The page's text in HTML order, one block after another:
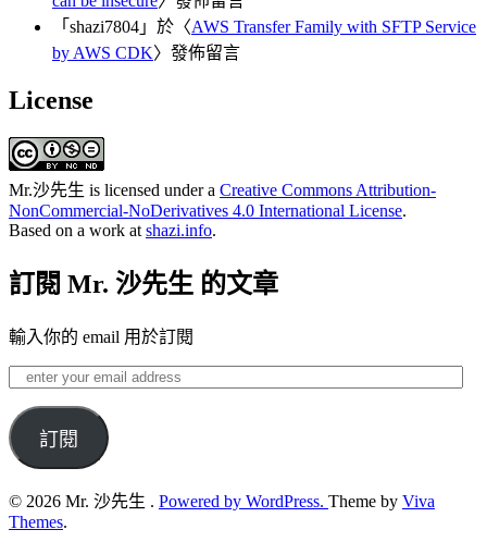
「 shazi7804 」於〈AWS Transfer Family with SFTP Service
by AWS CDK〉發佈留言
License
Mr.沙先生 is licensed under a Creative Commons Attribution-
NonCommercial-NoDerivatives 4.0 International License.
Based on a work at shazi.info.
訂閱 Mr. 沙先生 的文章
輸入你的 email 用於訂閱
enter
your
email
address訂閱
© 2026 Mr. 沙先生 . Powered by WordPress. Theme by Viva
Themes.